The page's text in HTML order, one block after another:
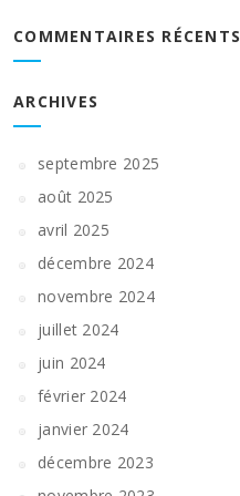
COMMENTAIRES RÉCENTS
ARCHIVES
septembre 2025
août 2025
avril 2025
décembre 2024
novembre 2024
juillet 2024
juin 2024
février 2024
janvier 2024
décembre 2023